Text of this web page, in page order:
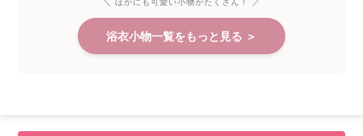
浴衣小物一覧をもっと見る ＞